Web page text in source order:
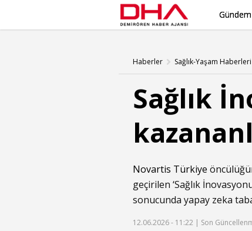
Gündem
Haberler Sağlık-Yaşam Haberleri
Sağlık
Novartis Türkiye
geçirilen ‘Sağlık
sonucunda yapay zeka
12.06.2026 - 11:22 | Son